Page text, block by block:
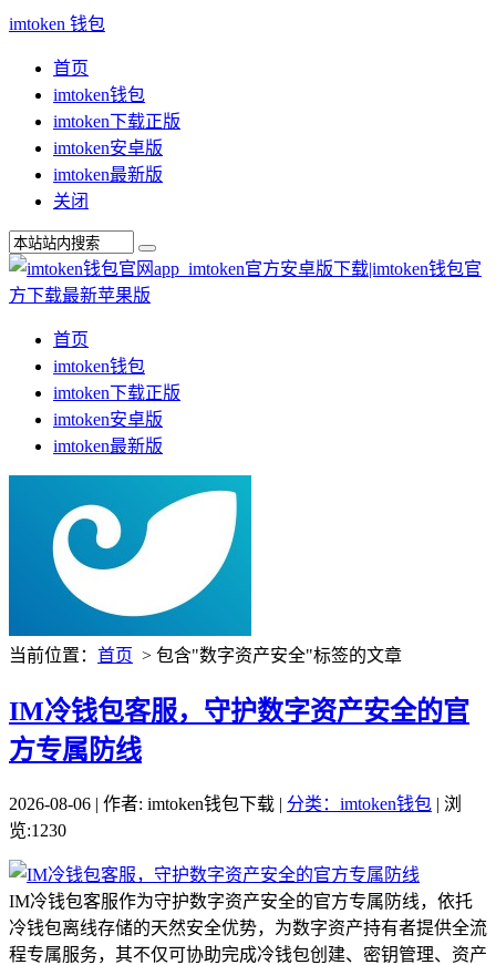
imtoken 钱包
首页
imtoken钱包
imtoken下载正版
imtoken安卓版
imtoken最新版
关闭
首页
imtoken钱包
imtoken下载正版
imtoken安卓版
imtoken最新版
当前位置： 首页 > 包含"数字资产安全"标签的文章
IM冷钱包客服，守护数字资产安全的官
方专属防线
2026-08-06 | 作者: imtoken钱包下载 | 分类：imtoken钱包 | 浏
览:1230
IM冷钱包客服作为守护数字资产安全的官方专属防线，依托
冷钱包离线存储的天然安全优势，为数字资产持有者提供全流
程专属服务，其不仅可协助完成冷钱包创建、密钥管理、资产